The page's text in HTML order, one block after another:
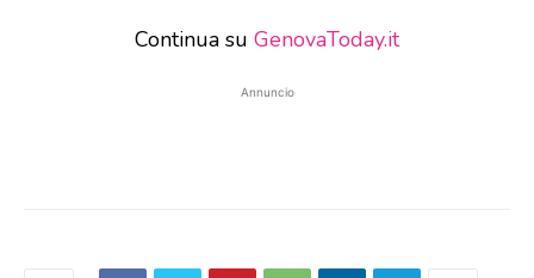
Continua su GenovaToday.it
Annuncio